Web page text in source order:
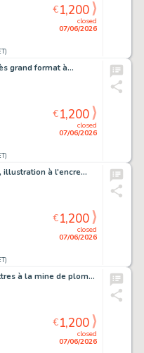
closed
07/06/2026
€1,200
grand format à…
closed
07/06/2026
€1,200
illustration à l'encre…
closed
07/06/2026
€1,200
Ensemble de trois lettres à la mine de plomb…
closed
07/06/2026
€1,200